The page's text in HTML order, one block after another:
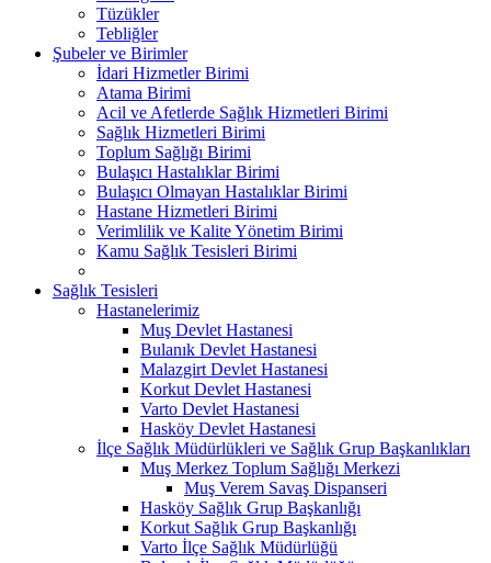
Tüzükler
Tebliğler
Şubeler ve Birimler
İdari Hizmetler Birimi
Atama Birimi
Acil ve Afetlerde Sağlık Hizmetleri Birimi
Sağlık Hizmetleri Birimi
Toplum Sağlığı Birimi
Bulaşıcı Hastalıklar Birimi
Bulaşıcı Olmayan Hastalıklar Birimi
Hastane Hizmetleri Birimi
Verimlilik ve Kalite Yönetim Birimi
Kamu Sağlık Tesisleri Birimi
Sağlık Tesisleri
Hastanelerimiz
Muş Devlet Hastanesi
Bulanık Devlet Hastanesi
Malazgirt Devlet Hastanesi
Korkut Devlet Hastanesi
Varto Devlet Hastanesi
Hasköy Devlet Hastanesi
İlçe Sağlık Müdürlükleri ve Sağlık Grup Başkanlıkları
Muş Merkez Toplum Sağlığı Merkezi
Muş Verem Savaş Dispanseri
Hasköy Sağlık Grup Başkanlığı
Korkut Sağlık Grup Başkanlığı
Varto İlçe Sağlık Müdürlüğü